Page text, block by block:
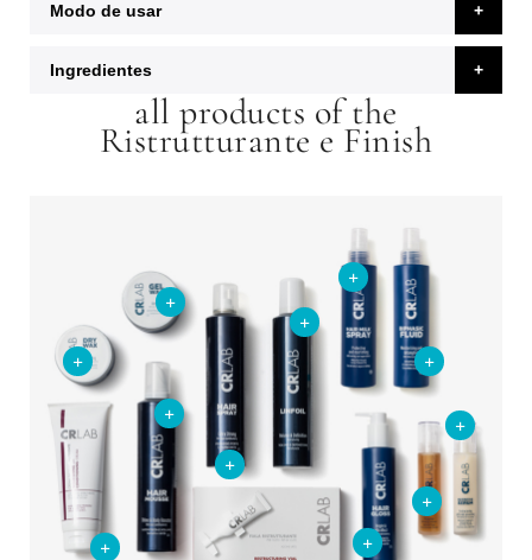
Modo de usar
Ingredientes
all products of the
Ristrutturante e Finish
+
+
+
+
+
+
+
+
+
+
+